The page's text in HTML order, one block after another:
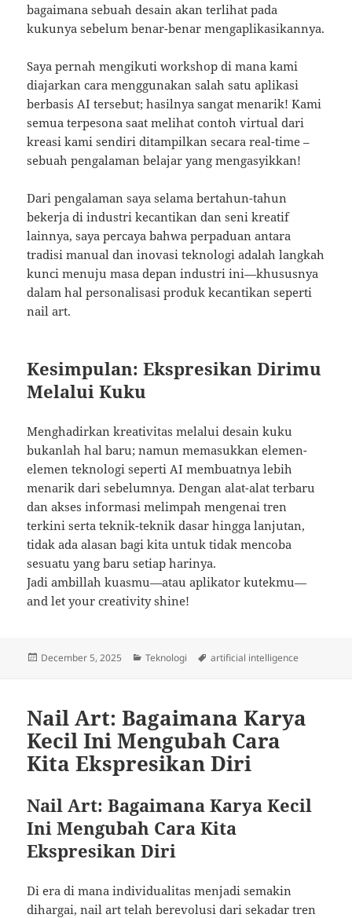
bagaimana sebuah desain akan terlihat pada
kukunya sebelum benar-benar mengaplikasikannya.
Saya pernah mengikuti workshop di mana kami
diajarkan cara menggunakan salah satu aplikasi
berbasis AI tersebut; hasilnya sangat menarik! Kami
semua terpesona saat melihat contoh virtual dari
kreasi kami sendiri ditampilkan secara real-time –
sebuah pengalaman belajar yang mengasyikkan!
Dari pengalaman saya selama bertahun-tahun
bekerja di industri kecantikan dan seni kreatif
lainnya, saya percaya bahwa perpaduan antara
tradisi manual dan inovasi teknologi adalah langkah
kunci menuju masa depan industri ini—khususnya
dalam hal personalisasi produk kecantikan seperti
nail art.
Kesimpulan: Ekspresikan Dirimu
Melalui Kuku
Menghadirkan kreativitas melalui desain kuku
bukanlah hal baru; namun memasukkan elemen-
elemen teknologi seperti AI membuatnya lebih
menarik dari sebelumnya. Dengan alat-alat terbaru
dan akses informasi melimpah mengenai tren
terkini serta teknik-teknik dasar hingga lanjutan,
tidak ada alasan bagi kita untuk tidak mencoba
sesuatu yang baru setiap harinya.
Jadi ambillah kuasmu—atau aplikator kutekmu—
and let your creativity shine!
Posted
December 5, 2025 Categories
Teknologi Tags
artificial intelligence
Nail Art: Bagaimana Karya
Kecil Ini Mengubah Cara
Kita Ekspresikan Diri
Nail Art: Bagaimana Karya Kecil
Ini Mengubah Cara Kita
Ekspresikan Diri
Di era di mana individualitas menjadi semakin
dihargai, nail art telah berevolusi dari sekadar tren